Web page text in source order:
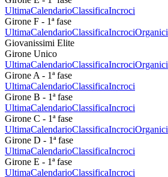
UltimaCalendarioClassificaIncroci
Girone F - 1ª fase
UltimaCalendarioClassificaIncrociOrganici
Giovanissimi Elite
Girone Unico
UltimaCalendarioClassificaIncrociOrganici
Girone A - 1ª fase
UltimaCalendarioClassificaIncroci
Girone B - 1ª fase
UltimaCalendarioClassificaIncroci
Girone C - 1ª fase
UltimaCalendarioClassificaIncrociOrganici
Girone D - 1ª fase
UltimaCalendarioClassificaIncroci
Girone E - 1ª fase
UltimaCalendarioClassificaIncroci